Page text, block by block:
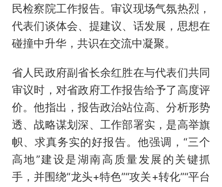
民检察院工作报告。审议现场气氛热烈，
代表们谈体会、提建议、话发展，思想在
碰撞中升华，共识在交流中凝聚。
省人民政府副省长余红胜在与代表们共同
审议时，对省政府工作报告给予了高度评
价。他指出，报告政治站位高、分析形势
透、战略谋划深、工作部署实，是高举旗
帜、求真务实的好报告。他强调，“三个
高地”建设是湖南高质量发展的关键抓
手，并围绕“龙头+特色”“攻关+转化”“平台